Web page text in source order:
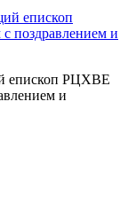
епископ РЦХВЕ
и